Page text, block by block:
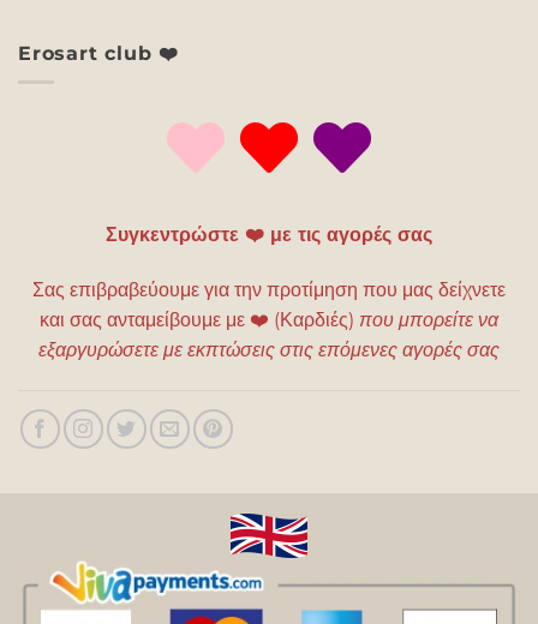
Erosart club ❤️
Συγκεντρώστε ❤️ με τις αγορές σας
Σας επιβραβεύουμε για την προτίμηση που μας δείχνετε
και σας ανταμείβουμε με ❤️ (Καρδιές) που μπορείτε να
εξαργυρώσετε με εκπτώσεις στις επόμενες αγορές σας